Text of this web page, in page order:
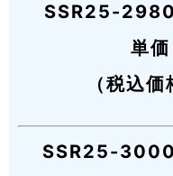
SSR25-
単
（税込
SSR25-